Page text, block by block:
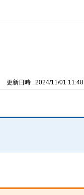
更新日時 : 2024/11/01 11:48